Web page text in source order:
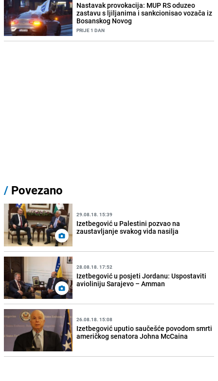
Nastavak provokacija: MUP RS oduzeo
zastavu s ljiljanima i sankcionisao vozača iz
Bosanskog Novog
PRIJE 1 DAN
/ Povezano
29.08.18. 15:39
Izetbegović u Palestini pozvao na
zaustavljanje svakog vida nasilja
28.08.18. 17:52
Izetbegović u posjeti Jordanu: Uspostaviti
avioliniju Sarajevo – Amman
26.08.18. 15:08
Izetbegović uputio saučešće povodom smrti
američkog senatora Johna McCaina